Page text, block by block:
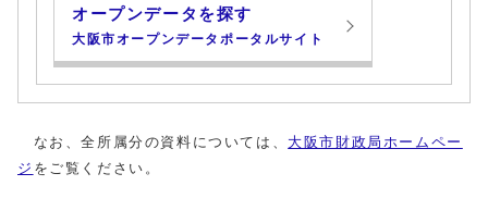
オープンデータを探す
大阪市オープンデータポータルサイト
なお、全所属分の資料については、 大阪市財政局ホームペー
ジ をご覧ください。